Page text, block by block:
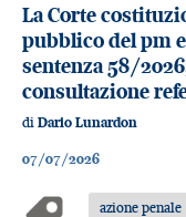
La Corte
pubblico del pm
sentenza 58/
consultazione
di Dario Lunardon
07/07/2026
azione penale